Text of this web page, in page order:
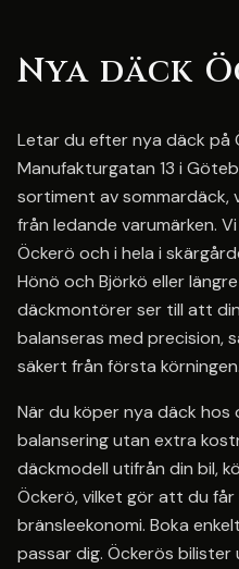
Nya däck
Letar du efter nya däck på
Manufakturgatan 13 i
sortiment av sommardäck,
från ledande varumärken.
Öckerö och i hela i
Hönö och Björkö eller
däckmontörer ser till att
balanseras med precision,
säkert från första körningen.
När du köper nya däck hos
balansering utan extra
däckmodell utifrån din bil,
Öckerö, vilket gör att du
bränsleekonomi. Boka
passar dig. Öckerös